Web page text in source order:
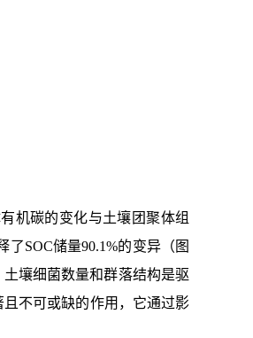
机碳的变化与土壤团聚体组
SOC储量90.1%的变异（图
壤细菌数量和群落结构是驱
且不可或缺的作用，它通过影